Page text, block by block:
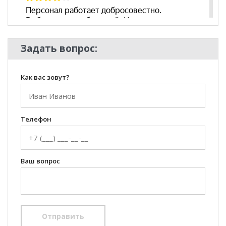
Задать вопрос:
Как вас зовут?
Телефон
Ваш вопрос
Отправить